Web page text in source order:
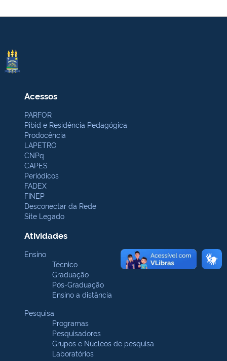
Acessos
PARFOR
Pibid e Residência Pedagógica
Prodocência
LAPETRO
CNPq
CAPES
Periódicos
FADEX
FINEP
Desconectar da Rede
Site Legado
Atividades
Ensino
Técnico
Graduação
Pós-Graduação
Ensino a distância
Pesquisa
Programas
Pesquisadores
Grupos e Núcleos de pesquisa
Laboratórios